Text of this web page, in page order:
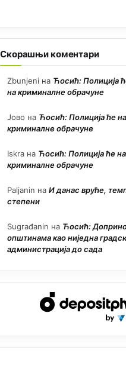
Скорашњи коментари
Zbunjeni на Ћосић: Полиција
на криминалне обрачуне
Јово на Ћосић: Полиција ће
криминалне обрачуне
Iskra на Ћосић: Полиција ће
криминалне обрачуне
Paljanin на И данас вруће,
степени
Sugrađanin на Ћосић:
општинама као ниједна
администрација до сада